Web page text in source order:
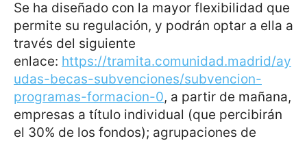
Se ha diseñado con la mayor flexibilidad que
permite su regulación, y podrán optar a ella a
través del siguiente
enlace: https://tramita.comunidad.madrid/ay
udas-becas-subvenciones/subvencion-
programas-formacion-0, a partir de mañana,
empresas a título individual (que percibirán
el 30% de los fondos); agrupaciones de